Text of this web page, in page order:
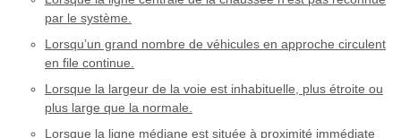
par le système.
Lorsqu’un grand nombre de véhicules en approche circulent
en file continue.
Lorsque la largeur de la voie est inhabituelle, plus étroite ou
plus large que la normale.
Lorsque la ligne médiane est située à proximité immédiate